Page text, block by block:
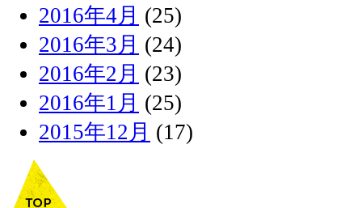
2016年4月 (25)
2016年3月 (24)
2016年2月 (23)
2016年1月 (25)
2015年12月 (17)